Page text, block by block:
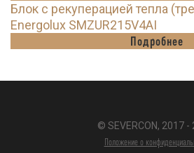
Блок с рекуперацией тепла
Energolux SMZUR215V4AI
Подробнее
© SEVERCON, 2017 -
Положение о